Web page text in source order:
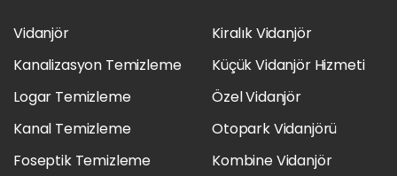
Vidanjör
Kanalizasyon Temizleme
Logar Temizleme
Kanal Temizleme
Foseptik Temizleme
Kiralık Vidanjör
Küçük Vidanjör Hizmeti
Özel Vidanjör
Otopark Vidanjörü
Kombine Vidanjör